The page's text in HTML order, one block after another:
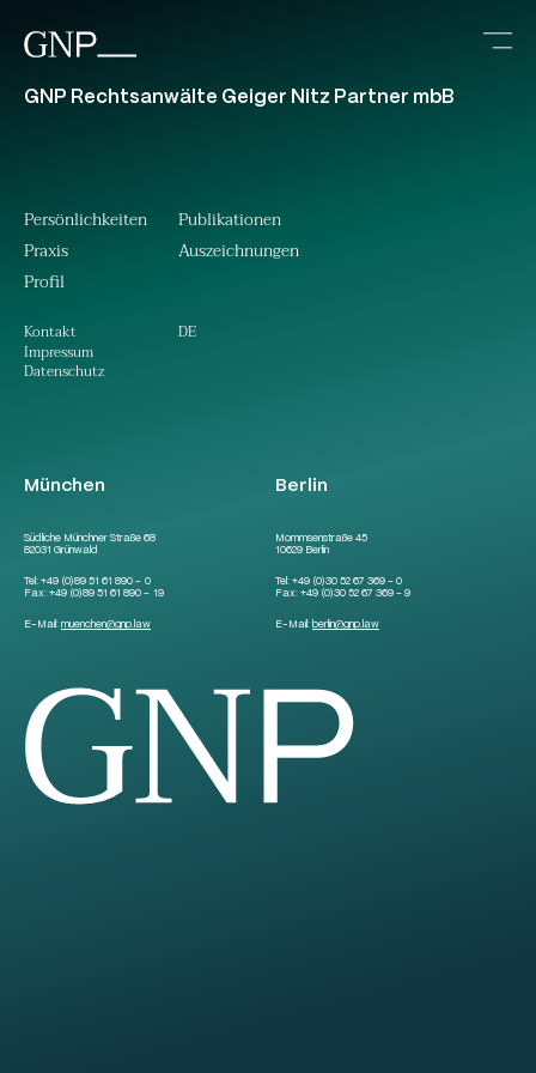
GNP Rechtsanwälte Geiger Nitz Partner mbB
München
Südliche Münchner Straße 68
82031 Grünwald
Tel:+49 (0)89 51 61 890 – 0
Fax:+49 (0)89 51 61 890 – 19
E-Mail:muenchen@gnp.law
Berlin
Mommsenstraße 45
10629 Berlin
Tel: +49 (0)30 52 67 369 – 0
Fax: +49 (0)30 52 67 369 – 9
E-Mail: berlin@gnp.law
Persönlichkeiten
Praxis
Profil
Kontakt
Impressum
Datenschutz
Publikationen
Auszeichnungen
DE